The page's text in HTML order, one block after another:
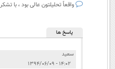
واقعاً تحلیلتون عالی بود ، با تشکر
پاسخ ها
سعید
۱۴:۰۲ - ۱۳۹۴/۰۶/۰۹